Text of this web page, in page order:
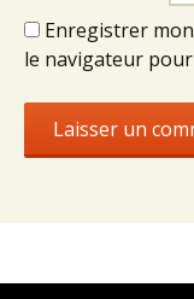
Enregistrer
le navigateur